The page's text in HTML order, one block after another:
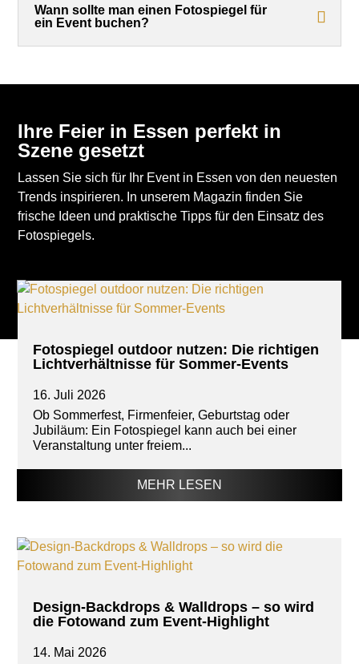
Wann sollte man einen Fotospiegel für
ein Event buchen?
Ihre Feier in Essen perfekt in
Szene gesetzt
Lassen Sie sich für Ihr Event in Essen von den neuesten
Trends inspirieren. In unserem Magazin finden Sie
frische Ideen und praktische Tipps für den Einsatz des
Fotospiegels.
Fotospiegel outdoor nutzen: Die richtigen
Lichtverhältnisse für Sommer-Events
16. Juli 2026
Ob Sommerfest, Firmenfeier, Geburtstag oder
Jubiläum: Ein Fotospiegel kann auch bei einer
Veranstaltung unter freiem...
MEHR LESEN
Design-Backdrops & Walldrops – so wird
die Fotowand zum Event-Highlight
14. Mai 2026